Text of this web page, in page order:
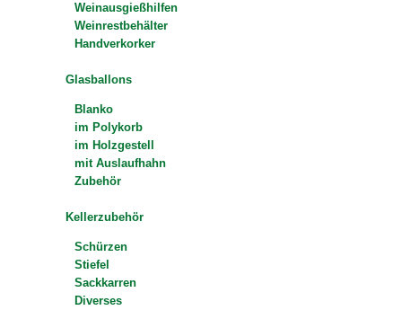
Weinausgießhilfen
Weinrestbehälter
Handverkorker
Glasballons
Blanko
im Polykorb
im Holzgestell
mit Auslaufhahn
Zubehör
Kellerzubehör
Schürzen
Stiefel
Sackkarren
Diverses